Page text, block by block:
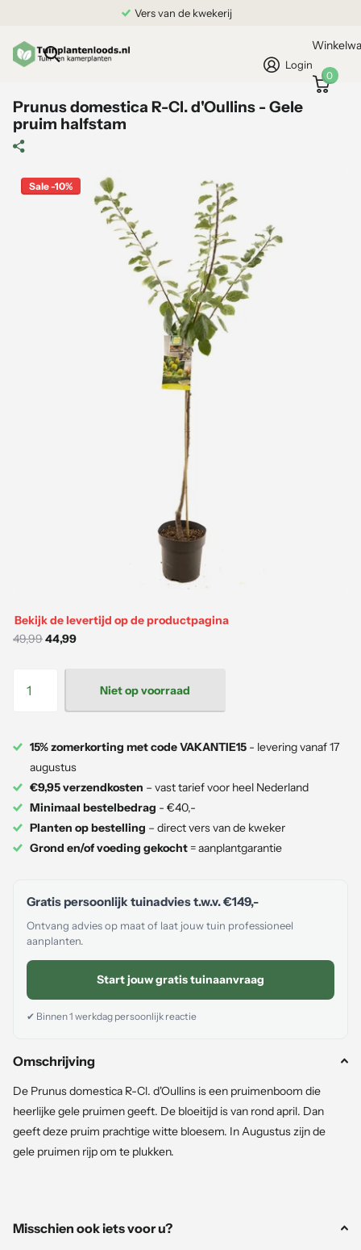
Vers van de kwekerij
Login
0
Prunus domestica R-Cl. d'Oullins - Gele
pruim halfstam
Sale -10%
Bekijk de levertijd op de productpagina
49,9944,99
Niet op voorraad
15% zomerkorting met code VAKANTIE15 - levering vanaf 17
augustus
€9,95 verzendkosten – vast tarief voor heel Nederland
Minimaal bestelbedrag - €40,-
Planten op bestelling – direct vers van de kweker
Grond en/of voeding gekocht= aanplantgarantie
Gratis persoonlijk tuinadvies t.w.v.€149,-
Ontvang advies op maat of laat jouw tuin professioneel
aanplanten.
Start jouw gratis tuinaanvraag
✔ Binnen 1 werkdag persoonlijk reactie
Omschrijving
De Prunus domestica R-Cl. d'Oullins is een pruimenboom die
heerlijke gele pruimen geeft. De bloeitijd is van rond april. Dan
geeft deze pruim prachtige witte bloesem. In Augustus zijn de
gele pruimen rijp om te plukken.
Plantgarantie (3 maanden):
Misschien ook iets voor u?